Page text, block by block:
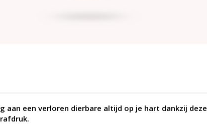
aan een verloren dierbare altijd op je hart dankzij deze